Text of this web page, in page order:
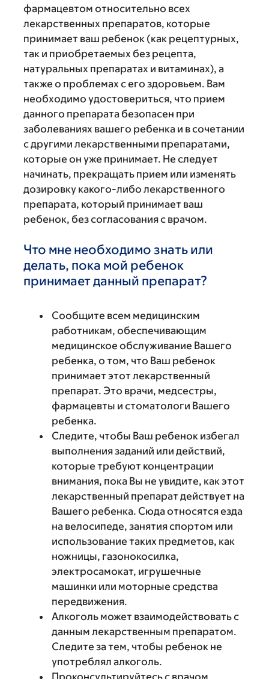
фармацевтом относительно всех
лекарственных препаратов, которые
принимает ваш ребенок (как рецептурных,
так и приобретаемых без рецепта,
натуральных препаратах и витаминах), а
также о проблемах с его здоровьем. Вам
необходимо удостовериться, что прием
данного препарата безопасен при
заболеваниях вашего ребенка и в сочетании
с другими лекарственными препаратами,
которые он уже принимает. Не следует
начинать, прекращать прием или изменять
дозировку какого-либо лекарственного
препарата, который принимает ваш
ребенок, без согласования с врачом.
Что мне необходимо знать или
делать, пока мой ребенок
принимает данный препарат?
Сообщите всем медицинским
работникам, обеспечивающим
медицинское обслуживание Вашего
ребенка, о том, что Ваш ребенок
принимает этот лекарственный
препарат. Это врачи, медсестры,
фармацевты и стоматологи Вашего
ребенка.
Следите, чтобы Ваш ребенок избегал
выполнения заданий или действий,
которые требуют концентрации
внимания, пока Вы не увидите, как этот
лекарственный препарат действует на
Вашего ребенка. Сюда относятся езда
на велосипеде, занятия спортом или
использование таких предметов, как
ножницы, газонокосилка,
электросамокат, игрушечные
машинки или моторные средства
передвижения.
Алкоголь может взаимодействовать с
данным лекарственным препаратом.
Следите за тем, чтобы ребенок не
употреблял алкоголь.
Проконсультируйтесь с врачом